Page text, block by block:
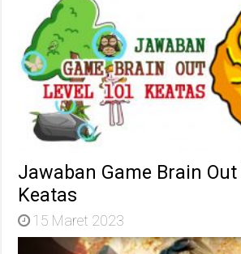
Jawaban Game Brain Out
Keatas
15 Maret 2023